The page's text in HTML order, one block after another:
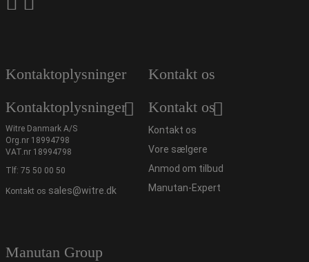
Kontaktoplysninger
Kontaktoplysninger
Witre Danmark A/S
Org.nr 18994798
VAT.nr 18994798
Tlf: 75 50 00 50
Kontakt os sales@witre.dk
Kontakt os
Kontakt os
Kontakt os
Vore sælgere
Anmod om tilbud
Manutan-Expert
Manutan Group